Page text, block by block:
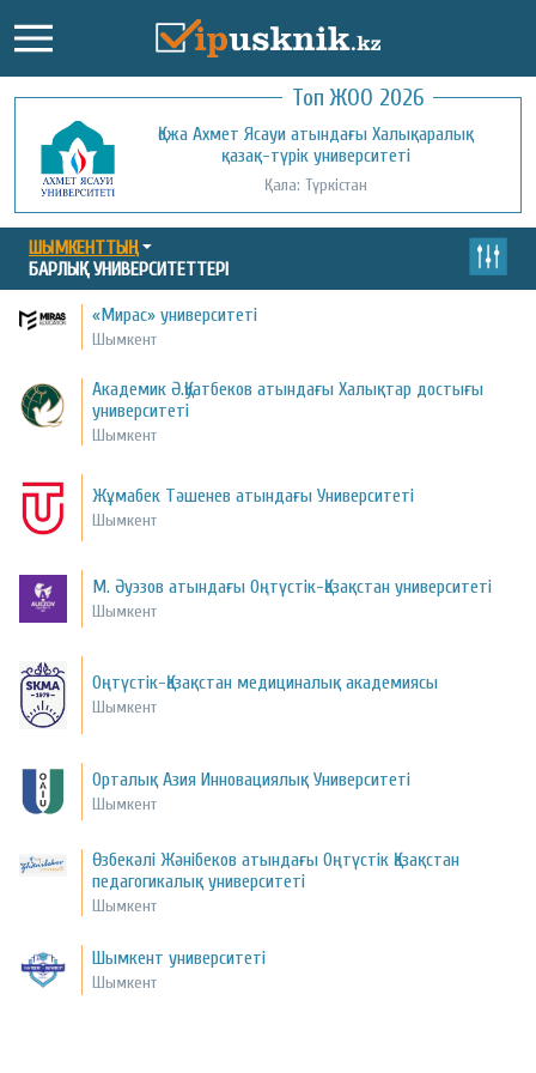
Топ ЖОО 2026
Қожа Ахмет Ясауи атындағы Халықаралық
қазақ-түрік университеті
Қала: Түркістан
Қызылорда ашық университеті
Қала: Қызылорда
ШЫМКЕНТТЫҢ
БАРЛЫҚ УНИВЕРСИТЕТТЕРІ
«Мирас» университеті
Шымкент
Академик Ә.Қуатбеков атындағы Халықтар достығы
университеті
Шымкент
Жұмабек Тәшенев атындағы Университеті
Шымкент
М. Әуэзов атындағы Оңтүстік-Қазақстан университеті
Шымкент
Оңтүстік-Қазақстан медициналық академиясы
Шымкент
Орталық Азия Инновациялық Университеті
Шымкент
Өзбекәлі Жәнібеков атындағы Оңтүстік Қазақстан
педагогикалық университеті
Шымкент
Шымкент университеті
Шымкент